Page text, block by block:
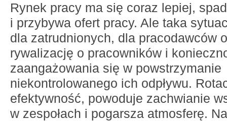
Rynek pracy ma się coraz lepiej,
i przybywa ofert pracy. Ale taka
dla zatrudnionych, dla pracodawców
rywalizację o pracowników i
zaangażowania się w powstrzymanie
niekontrolowanego ich odpływu.
efektywność, powoduje zachwianie
w zespołach i pogarsza atmosferę.